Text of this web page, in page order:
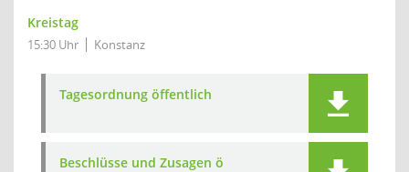
Kreistag
15:30 Uhr Konstanz
Tagesordnung öffentlich
Beschlüsse und Zusagen ö